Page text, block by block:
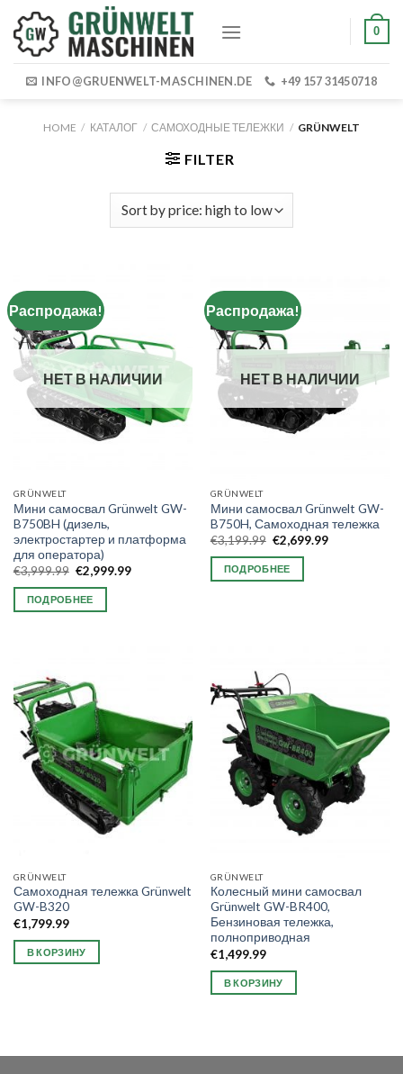
content
0
INFO@GRUENWELT-MASCHINEN.DE +49 157 31450718
HOME / КАТАЛОГ / САМОХОДНЫЕ ТЕЛЕЖКИ / GRÜNWELT
FILTER
Распродажа!
НЕТ В НАЛИЧИИ
GRÜNWELT
Мини самосвал Grünwelt GW-
B750BH (дизель,
электростартер и платформа
для оператора)
€3,999.99 Первоначальная
цена
составляла
€3,999.99.
€2,999.99Текущая
ПОДРОБНЕЕ
Распродажа!
НЕТ В НАЛИЧИИ
GRÜNWELT
Мини самосвал Grünwelt GW-
B750H, Самоходная тележка
€3,199.99 Первоначальная
цена
составляла
€3,199.99.
€2,699.99Текущая
ПОДРОБНЕЕ
GRÜNWELT
Самоходная тележка Grünwelt
GW-B320
€1,799.99
В КОРЗИНУ
GRÜNWELT
Колесный мини самосвал
Grünwelt GW-BR400,
Бензиновая тележка,
полноприводная
€1,499.99
В КОРЗИНУ